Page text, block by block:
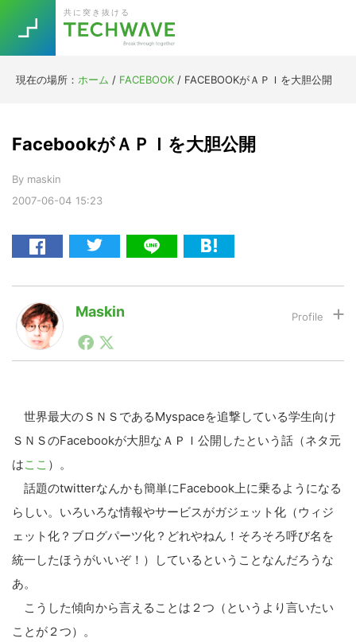
primary
navigation
main
content
primary
sidebar
footer
共に突き抜ける
現在の場所： ホーム / FACEBOOK / FACEBOOKがＡＰＩを大胆公開
2007-06-04 15:23
FacebookがＡＰＩを大胆公開
By maskin
Maskin
1990年代初頭から記者としてまた起業家としてITスタ
ートアップ業界のハードウェアからソフトウェアの事業
生から普及成長までを最前線で見てきた生き字引として
注目される。通信キャリアのニュースポータルの創業デ
スクとして数億PV事業に。世界最大IT系メディア（ス
注力中。
世界最大のＳＮＳであるMyspaceを追撃している学生向け
ＳＮＳのFacebookが大胆なＡＰＩ公開したという話（ネタ元
はここ ）。
話題のtwitterなんかも簡単にFacebook上に乗るようになる
らしい。いろいろな情報やサービスがガジェット化（ウィジ
ェット化？ブログパーツ化？どれやねん！そろそろ呼び名を
統一したほうがいいぞ！）しているということなんだろうな
あ。
こうした傾向から言えることは２つ（というより言いたい
ことが２つ）。
TOPICS
RE:LIFE
Re:Work
AI
暗号資産
Drone
VR/AR
[Startup]
[Voice Edition]
[YouTube]
LINE
投資家登録
特集
5G
Daily Monthly